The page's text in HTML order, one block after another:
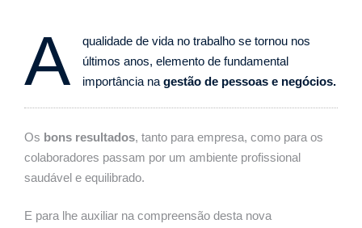
A
qualidade de vida no trabalho se tornou nos
últimos anos, elemento de fundamental
importância na gestão de pessoas e negócios.
Os bons resultados, tanto para empresa, como para os
colaboradores passam por um ambiente profissional
saudável e equilibrado.
E para lhe auxiliar na compreensão desta nova